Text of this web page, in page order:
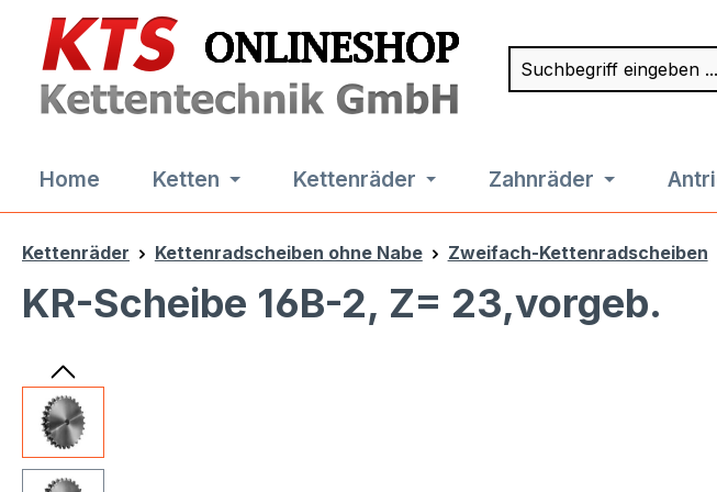
Hauptinhalt springen
Zur Suche springen
Zur Hauptnavigation springen
Suchbegriff eingeben ...
Home Ketten Kettenräder Zahnräder
Kettenräder Kettenradscheiben ohne Nabe Zweifach-Kettenradscheiben
KR-Scheibe 16B-2, Z= 23,vorgeb.
Bildergalerie überspringen